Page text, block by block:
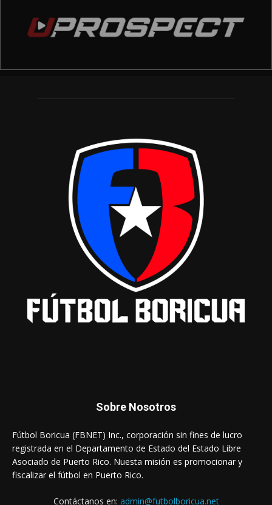
Sobre Nosotros
Fútbol Boricua (FBNET) Inc., corporación sin fines de lucro
registrada en el Departamento de Estado del Estado Libre
Asociado de Puerto Rico. Nuesta misión es promocionar y
fiscalizar el fútbol en Puerto Rico.
Contáctanos en: admin@futbolboricua.net